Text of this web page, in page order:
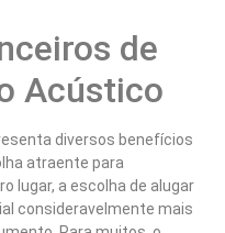
de
Acústico
diversos benefícios
atraente para
lugar, a escolha de alugar
consideravelmente mais